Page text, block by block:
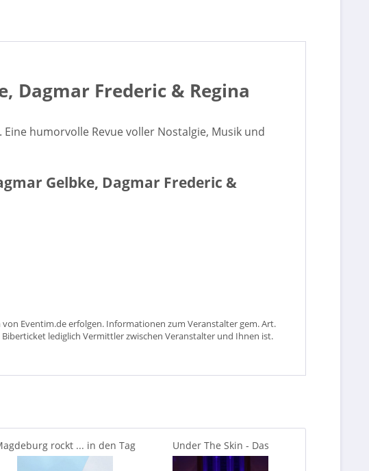
Dagmar Frederic & Regina
humorvolle Revue voller Nostalgie, Musik und
Gelbke, Dagmar Frederic &
Eventim.de erfolgen. Informationen zum Veranstalter gem. Art.
lediglich Vermittler zwischen Veranstalter und Ihnen ist.
rockt ... in den Tag
der Deutschen...
Under The Skin - Das
Kerzenlichtkonzert